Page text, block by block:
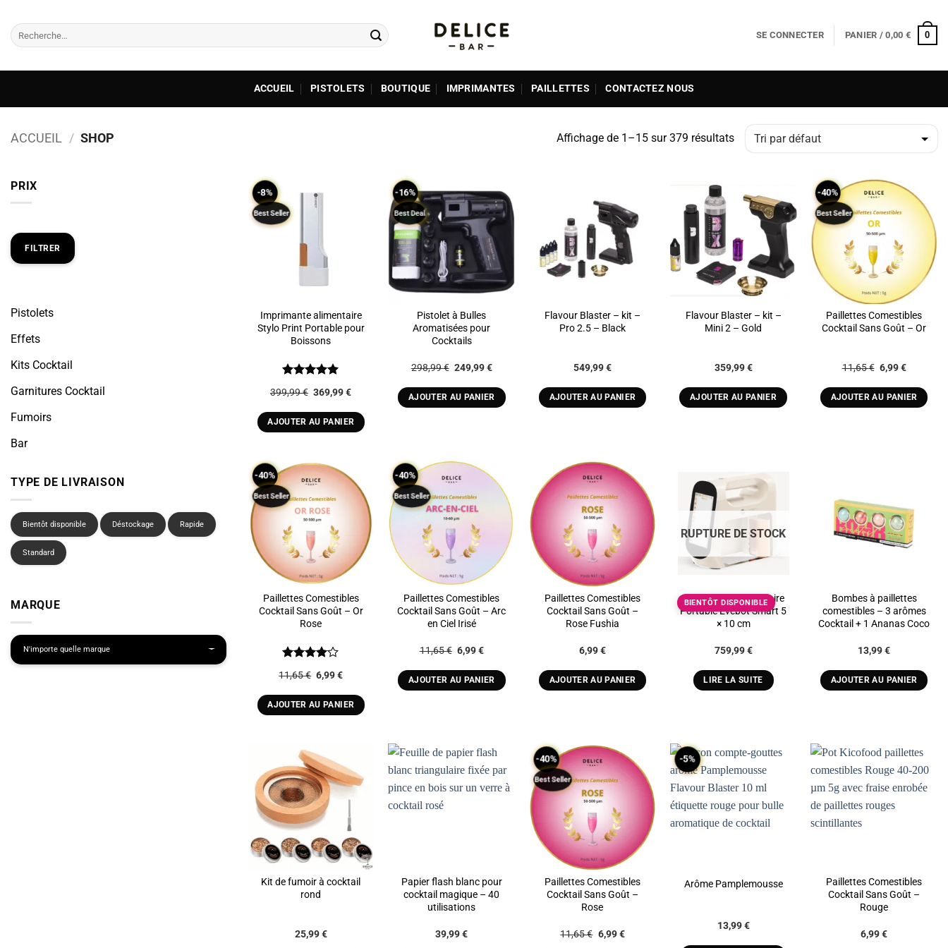
contenu
Recherche
pour :
SE CONNECTER PANIER /0,00 € 0
ACCUEIL PISTOLETS BOUTIQUE IMPRIMANTES PAILLETTES CONTACTEZ NOUS
ACCUEIL / SHOP Affichage de 1–15 sur 379 résultats
PRIX
min
max
FILTRER
Pistolets
Effets
Kits Cocktail
Garnitures Cocktail
Fumoirs
Bar
TYPE DE LIVRAISON
Bientôt disponible Déstockage Rapide
Standard
MARQUE
-8%
Best Seller
Imprimante alimentaire
Stylo Print Portable pour
Boissons
5
399,99€ Le
initial
était :
399,99 €.
369,99€Le
actuel
est :
369,99 €.
AJOUTER AU PANIER
-16%
Best Deal
ADD TO
WISHLIST
Pistolet à Bulles
Aromatisées pour
Cocktails
298,99€ Le
initial
était :
298,99 €.
249,99€Le
actuel
est :
249,99 €.
AJOUTER AU PANIER
ADD TO
WISHLIST
Flavour Blaster – kit –
Pro 2.5 – Black
549,99€
AJOUTER AU PANIER
ADD TO
WISHLIST
Flavour Blaster – kit –
Mini 2 – Gold
359,99€
AJOUTER AU PANIER
-40%
Best Seller
WISHLIST
Paillettes Comestibles
Cocktail Sans Goût – Or
11,65€ Le
initial
était :
11,65 €.
6,99€Le
actuel
est :
6,99 €.
AJOUTER AU PANIER
-40%
Best Seller
ADD TO
WISHLIST
Paillettes Comestibles
Cocktail Sans Goût – Or
Rose
Note4
sur 5
11,65€ Le
initial
était :
11,65 €.
6,99€Le
actuel
est :
6,99 €.
AJOUTER AU PANIER
-40%
Best Seller
ADD TO
WISHLIST
Paillettes Comestibles
Cocktail Sans Goût – Arc
en Ciel Irisé
11,65€ Le
initial
était :
11,65 €.
6,99€Le
actuel
est :
6,99 €.
AJOUTER AU PANIER
WISHLIST
Paillettes Comestibles
Cocktail Sans Goût –
Rose Fushia
6,99€
AJOUTER AU PANIER
ADD TO
WISHLIST
RUPTURE DE STOCK
BIENTÔT DISPONIBLE
Imprimante Alimentaire
Portable Evebot Smart 5
× 10 cm
759,99€
LIRE LA SUITE
ADD TO
WISHLIST
Bombes à paillettes
comestibles – 3 arômes
Cocktail + 1 Ananas Coco
13,99€
AJOUTER AU PANIER
ADD TO
WISHLIST
Kit de fumoir à cocktail
rond
25,99€Plage
ADD TO
Papier flash blanc pour
cocktail magique – 40
utilisations
39,99€
-40%
Best Seller
WISHLIST
Paillettes Comestibles
Cocktail Sans Goût –
Rose
11,65€ Le
6,99€Le
-5%
ADD TO
WISHLIST
Arôme Pamplemousse
13,99€Plage
prix :
ADD TO
WISHLIST
Paillettes Comestibles
Cocktail Sans Goût –
Rouge
6,99€